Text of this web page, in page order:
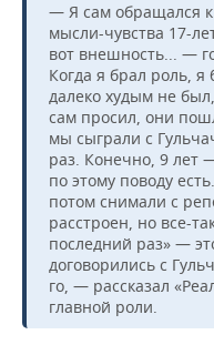
— Я сам обращался к
мысли-чувства 17-
вот внешность... —
Когда я брал роль,
далеко худым не
сам просил, они
мы сыграли с
раз. Конечно, 9 лет
по этому поводу
потом снимали с
расстроен, но все-
последний раз» —
договорились с
го, — рассказал
главной роли.